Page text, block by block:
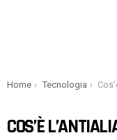
You are here:
Home Tecnologia Cos’è
COS’È